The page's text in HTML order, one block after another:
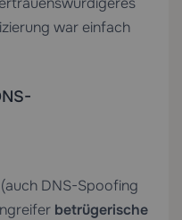
war einfach
DNS-Spoofing
betrügerische